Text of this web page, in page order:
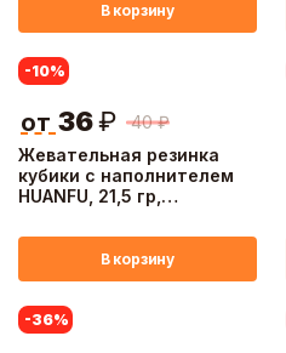
В корзину
Жевательная резинка
кубики с наполнителем
HUANFU, 21,5 гр,
-10%
40 ₽
от 36₽
В корзину
-36%